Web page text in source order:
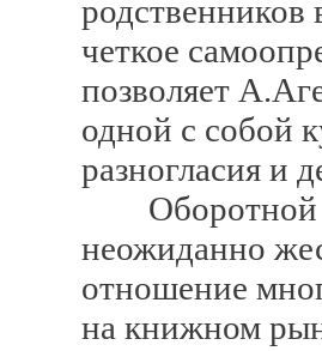
четкое
позволяет
одной с собой
разногласия и
Оборотной
неожиданно
отношение
на книжном